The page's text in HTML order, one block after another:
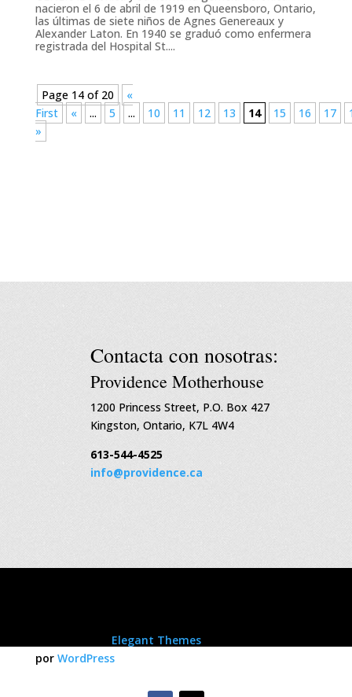
nacieron el 6 de abril de 1919 en Queensboro, Ontario,
las últimas de siete niños de Agnes Genereaux y
Alexander Laton. En 1940 se graduó como enfermera
registrada del Hospital St....
Page 14 of 20
«
First
« ... 5 ... 10 11 12 13 14 15 16 17
»
Contacta con nosotras:
Providence Motherhouse
1200 Princess Street, P.O. Box 427
Kingston, Ontario, K7L 4W4
613-544-4525
info@providence.ca
Elegant Themes| Energizado
por WordPress